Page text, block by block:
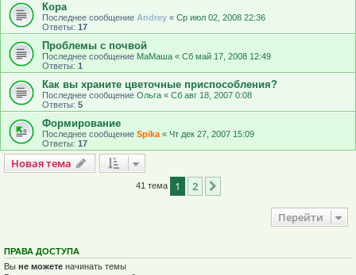
Кора
Последнее сообщение Andrey « Ср июл 02, 2008 22:36
Ответы: 17
Проблемы с почвой
Последнее сообщение МаМаша « Сб май 17, 2008 12:49
Ответы: 1
Как вы храните цветочные приспособления?
Последнее сообщение Ольга « Сб авг 18, 2007 0:08
Ответы: 5
Формирование
Последнее сообщение Spika « Чт дек 27, 2007 15:09
Ответы: 17
Новая тема
Новаятема
41 тема 1 2
Перейти
ПРАВА ДОСТУПА
Вы не можете начинать темы